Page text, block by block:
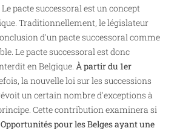
pacte successoral est un concept
Traditionnellement, le législateur
d'un pacte successoral comme
Le pacte successoral est donc
en Belgique. À partir du 1er
la nouvelle loi sur les successions
un certain nombre d'exceptions à
Cette contribution examinera si
Opportunités pour les Belges ayant une